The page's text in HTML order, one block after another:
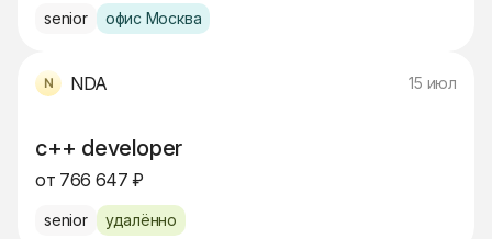
senior офис Москва
NDA 15 июл
c++ developer
от 766 647 ₽
senior удалённо